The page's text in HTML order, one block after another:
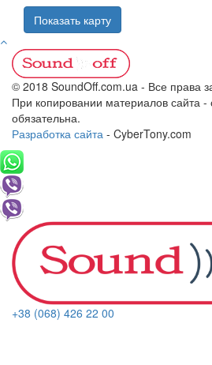
Показать карту
© 2018 SoundOff.com.ua - Все права
При копировании материалов сайта -
обязательна.
Разработка сайта - CyberTony.com
+38 (068) 426 22 00